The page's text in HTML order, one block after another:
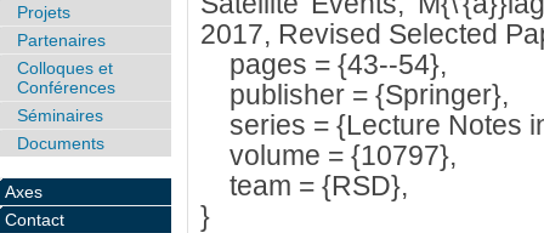
2017, Revised Selected
pages = {43--54},
publisher = {Springer},
series = {Lecture Notes
volume = {10797},
team = {RSD},
}
Projets
Partenaires
Colloques et
Conférences
Séminaires
Documents
Axes
Contact